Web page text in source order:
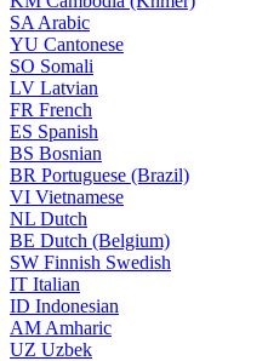
SA Arabic
YU Cantonese
SO Somali
LV Latvian
FR French
ES Spanish
BS Bosnian
BR Portuguese (Brazil)
VI Vietnamese
NL Dutch
BE Dutch (Belgium)
SW Finnish Swedish
IT Italian
ID Indonesian
AM Amharic
UZ Uzbek